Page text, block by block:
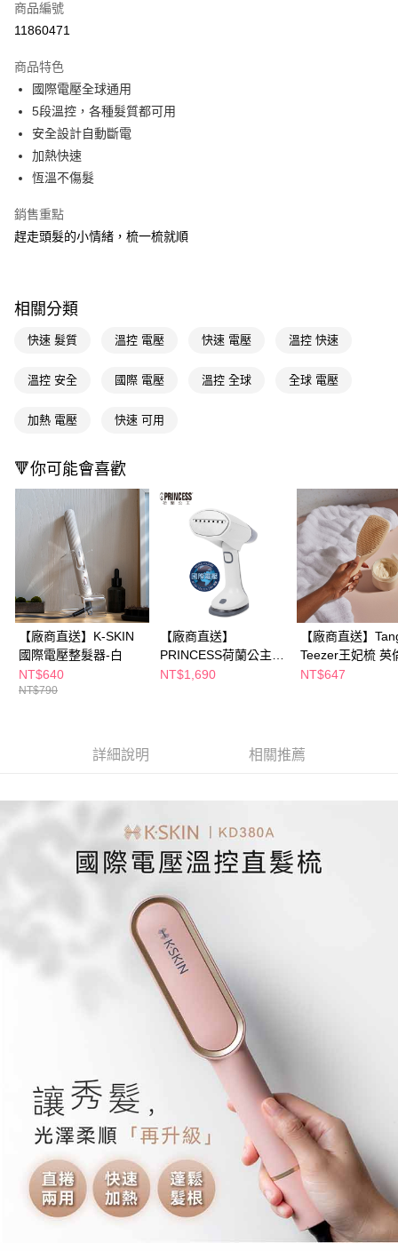
信用卡一次付款
Apple Pay
街口支付
悠遊付
Google Pay
AFTEE先享後付
相關說明
１．簡單：不需註冊會員、不需綁卡、不需儲值。
３．安心：先確認商品／服務後，再付款。
１．於結帳方式選擇「AFTEE先享後付」後，將跳轉至「AFTEE先享後付」
２．訂單成立數日內，您將收到繳費通知簡訊。
※ 請注意：結帳手續完成當下不需立刻繳費，但若您需要取消訂單，請聯絡
※ 交易是否成功請以「AFTEE先享後付 」之結帳頁面顯示為準，若有關於
是否繳費成功／繳費後需取消欲退款等相關疑問，請聯繫「AFTEE先享後付
客戶支援中心」
https://netprotections.freshdesk.com/support/home
【注意事項】
１．透過由恩沛科技股份有限公司提供之「AFTEE先享後付」服務完成之交
易，需依本服務之必要範圍內提供個人資料，並將交易相關給付款項請求債
權轉讓予恩沛科技股份有限公司。
２．關於個人資料處理事宜，請瀏覽以下網址：
https://aftee.tw/terms/#terms3
３．未成年的使用者請事先徵得法定代理人或監護人之同意方可使用
「AFTEE先享後付」，若未經同意申辦者引起之損失，本公司不負相關責
請求用戶進行身份認證。
宅配(廠商直送🚚)
每筆NT$100，滿NT$590(含以上)免運費
商品編號
11860471
商品特色
國際電壓全球通用
5段溫控，各種髮質都可用
安全設計自動斷電
加熱快速
恆溫不傷髮
銷售重點
趕走頭髮的小情緒，梳一梳就順
相關分類
快速 髮質 溫控 電壓 快速 電壓 溫控 快速
溫控 安全 國際 電壓 溫控 全球 全球 電壓
加熱 電壓 快速 可用
🔻你可能會喜歡
【廠商直送】K-SKIN
國際電壓整髮器-白
NT$640
NT$790
【廠商直送】
PRINCESS荷蘭公主
國際電壓手持掛燙機
NT$1,690
【廠商直送】
Teezer王妃梳 英
握梳-香草拿鐵-大
NT$647
詳細說明 相關推薦